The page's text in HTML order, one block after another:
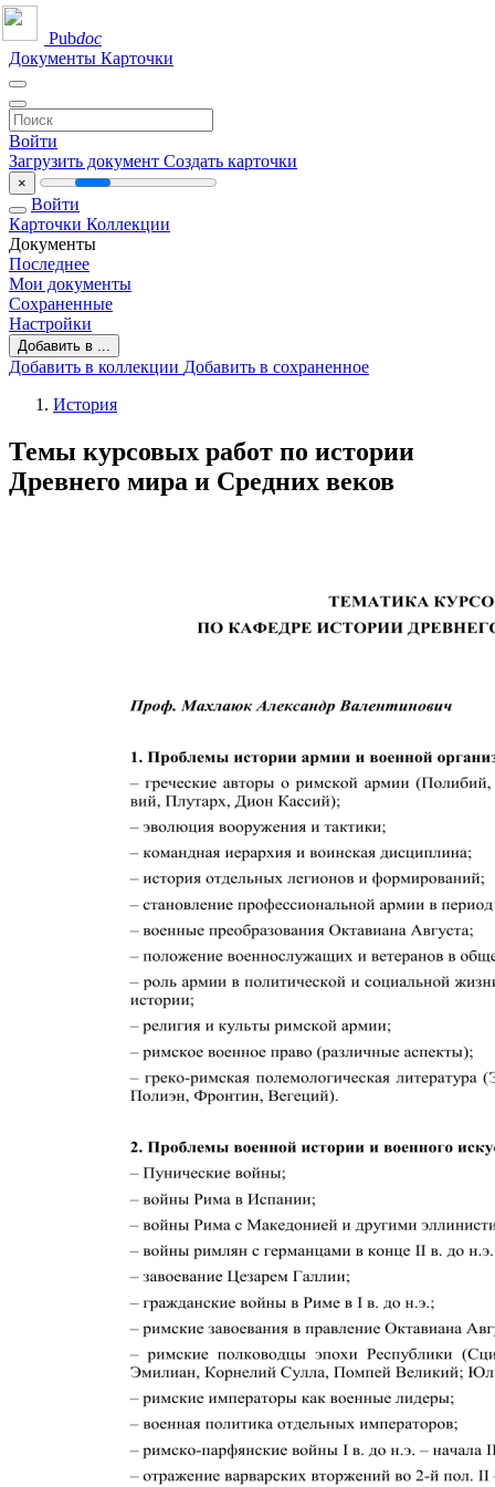
Pubdoc
Документы Карточки
Войти
Загрузить документ Создать карточки
×
Войти
Карточки Коллекции
Документы
Последнее
Мои документы
Сохраненные
Настройки
Добавить в ...
Добавить в коллекции Добавить в сохраненное
История
Темы курсовых работ по истории
Древнего мира и Средних веков